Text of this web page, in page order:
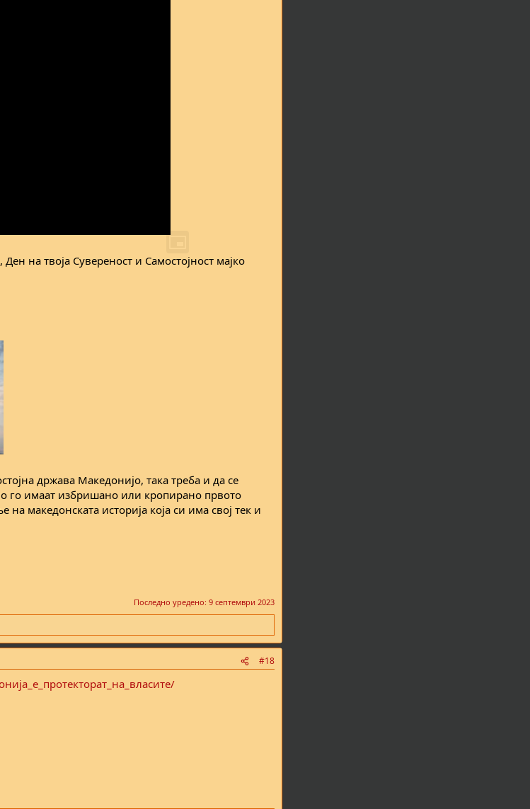
на твоја Сувереност и Самостојност мајко
држава Македонијо, така треба и да се
го имаат избришано или кропирано првото
македонската историја која си има свој тек и
Последно уредено: 9 септември 2023
#18